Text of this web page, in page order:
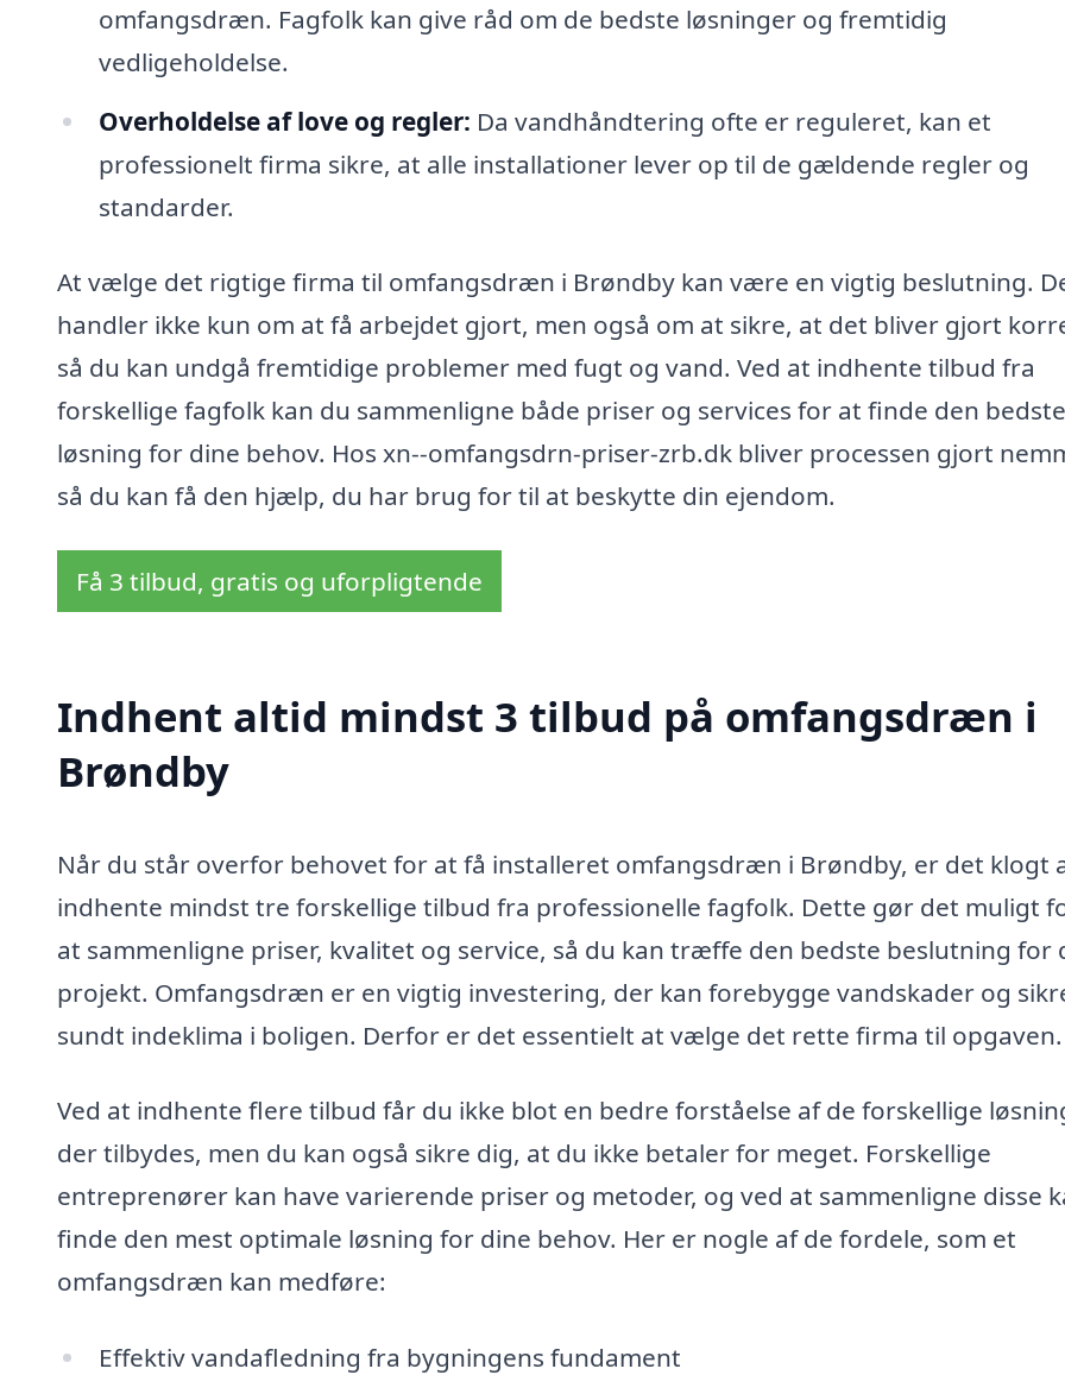
omfangsdræn. Fagfolk kan give råd om de bedste løsninger og fremtidig
vedligeholdelse.
Overholdelse af love og regler: Da vandhåndtering ofte er reguleret, kan et
professionelt firma sikre, at alle installationer lever op til de gældende regler og
standarder.
At vælge det rigtige firma til omfangsdræn i Brøndby kan være en vigtig beslutning.
handler ikke kun om at få arbejdet gjort, men også om at sikre, at det bliver gjort
så du kan undgå fremtidige problemer med fugt og vand. Ved at indhente tilbud fra
forskellige fagfolk kan du sammenligne både priser og services for at finde den bedste
løsning for dine behov. Hos xn--omfangsdrn-priser-zrb.dk bliver processen gjort
så du kan få den hjælp, du har brug for til at beskytte din ejendom.
Få 3 tilbud, gratis og uforpligtende
Indhent altid mindst 3 tilbud på omfangsdræn i
Brøndby
Når du står overfor behovet for at få installeret omfangsdræn i Brøndby, er det klogt
indhente mindst tre forskellige tilbud fra professionelle fagfolk. Dette gør det muligt
at sammenligne priser, kvalitet og service, så du kan træffe den bedste beslutning for
projekt. Omfangsdræn er en vigtig investering, der kan forebygge vandskader og
sundt indeklima i boligen. Derfor er det essentielt at vælge det rette firma til opgaven.
Ved at indhente flere tilbud får du ikke blot en bedre forståelse af de forskellige
der tilbydes, men du kan også sikre dig, at du ikke betaler for meget. Forskellige
entreprenører kan have varierende priser og metoder, og ved at sammenligne disse
finde den mest optimale løsning for dine behov. Her er nogle af de fordele, som et
omfangsdræn kan medføre:
Effektiv vandafledning fra bygningens fundament